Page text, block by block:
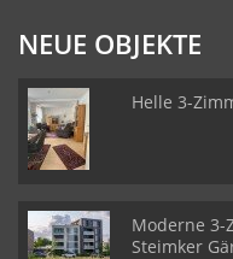
NEUE OBJEKTE
Helle 3-
Moderne 3-
Steimker